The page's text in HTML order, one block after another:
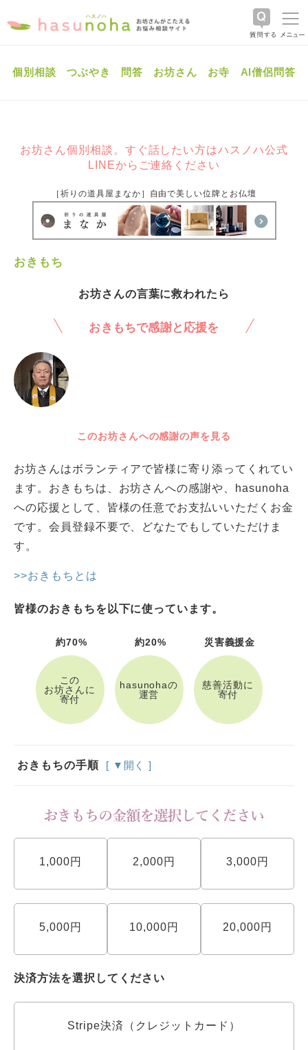
個別相談 つぶやき 問答 お坊さん お寺 AI僧侶問答
お坊さん個別相談。すぐ話したい方はハスノハ公式
LINEからご連絡ください
［祈りの道具屋まなか］自由で美しい位牌とお仏壇
おきもち
お坊さんの言葉に救われたら
おきもちで感謝と応援を
このお坊さんへの感謝の声を見る
お坊さんはボランティアで皆様に寄り添ってくれてい
ます。おきもちは、お坊さんへの感謝や、hasunoha
への応援として、皆様の任意でお支払いいただくお金
です。会員登録不要で、どなたでもしていただけま
す。
>>おきもちとは
皆様のおきもちを以下に使っています。
約70%
この
お坊さんに
寄付
約20%
hasunohaの
運営
災害義援金
慈善活動に
寄付
おきもちの手順 [ ▼開く ]
1,000円 2,000円 3,000円
5,000円 10,000円 20,000円
決済方法を選択してください
Stripe決済（クレジットカード）